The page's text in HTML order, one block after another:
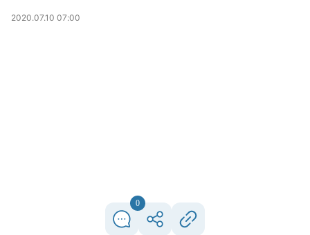
2020.07.10 07:00
0